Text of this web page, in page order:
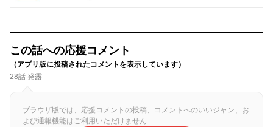
この話への応援コメント
（アプリ版に投稿されたコメントを表示しています）
28話 発露
ブラウザ版では、応援コメントの投稿、コメントへのいいジャン、お
よび通報機能はご利用いただけません